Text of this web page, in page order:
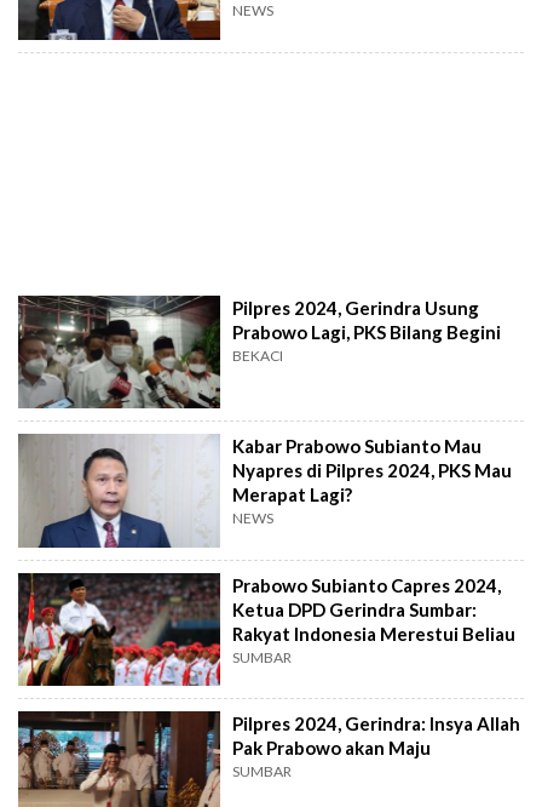
NEWS
Pilpres 2024, Gerindra Usung
Prabowo Lagi, PKS Bilang Begini
BEKACI
Kabar Prabowo Subianto Mau
Nyapres di Pilpres 2024, PKS Mau
Merapat Lagi?
NEWS
Prabowo Subianto Capres 2024,
Ketua DPD Gerindra Sumbar:
Rakyat Indonesia Merestui Beliau
SUMBAR
Pilpres 2024, Gerindra: Insya Allah
Pak Prabowo akan Maju
SUMBAR